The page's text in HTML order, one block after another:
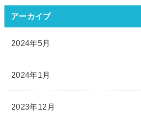
アーカイブ
2024年5月
2024年1月
2023年12月